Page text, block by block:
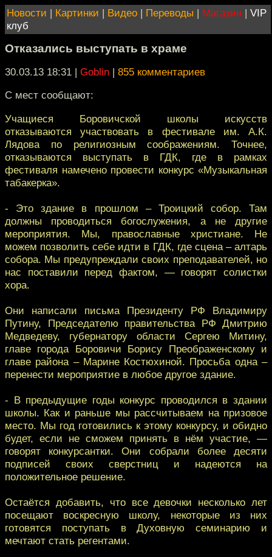
Новости | Картинки | Видео | Переводы | Магазин | VIP
клуб
Отказались выступать в храме
30.03.13 18:31 | Goblin | 855 комментариев
С мест сообщают:
Учащиеся Боровичской школы искусств
отказываются участвовать в фестивале им. А.К.
Лядова по религиозным соображениям. Точнее,
отказываются выступать в ГДК, где в рамках
фестиваля намечено провести конкурс «Музыкальная
табакерка».
- Это здание в прошлом – Троицкий собор. Там
должны проводиться богослужения, а не другие
мероприятия. Мы, православные христиане. Не
можем позволить себе идти в ГДК, где сцена – алтарь
собора. Мы предупреждали своих преподавателей, но
нас поставили перед фактом, — говорят солистки
хора.
Они написали письма Президенту РФ Владимиру
Путину, Председателю правительства РФ Дмитрию
Медведеву, губернатору области Сергею Митину,
главе города Боровичи Борису Преображенскому и
главе района – Марине Костюхиной. Просьба одна –
перенести мероприятие в любое другое здание.
- В предыдущие годы конкурс проводился в здании
школы. Как и раньше мы рассчитываем на призовое
место. Мы год готовились к этому конкурсу, и обидно
будет, если не сможем принять в нём участие, —
говорят конкурсантки. Они собрали более десяти
подписей своих сверстниц и надеются на
положительное решение.
Остаётся добавить, что все девочки несколько лет
посещают воскресную школу, некоторые из них
готовятся поступать в Духовную семинарию и
мечтают стать регентами.